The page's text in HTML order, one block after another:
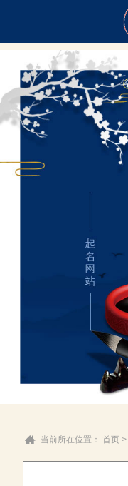
当前所在位置： 首页 >